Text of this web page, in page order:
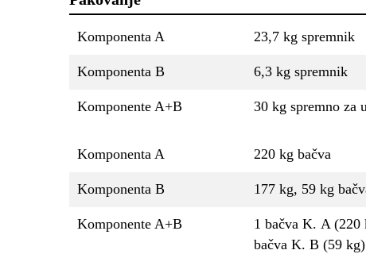
Komponenta A 23,7 kg spremnik
Komponenta B 6,3 kg spremnik
Komponente A+B 30 kg spremno za
Komponenta A 220 kg bačva
Komponenta B 177 kg, 59 kg
Komponente A+B
1 bačva K. A (220
bačva K. B (59